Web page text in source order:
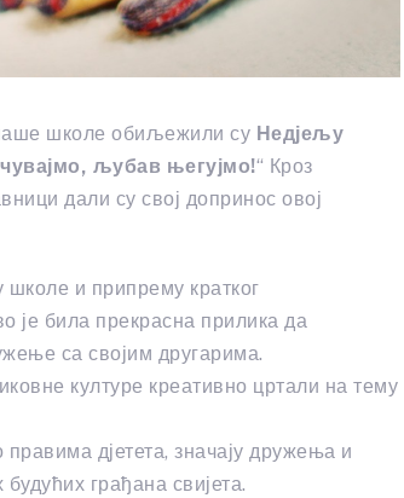
школе обиљежили су Недјељу
љубав његујмо!“ Кроз
дали су свој допринос овој
школе и припрему кратког
била прекрасна прилика да
са својим другарима.
културе креативно цртали на тему
дјетета, значају дружења и
грађана свијета.